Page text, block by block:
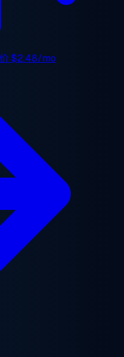
$2.48/mo